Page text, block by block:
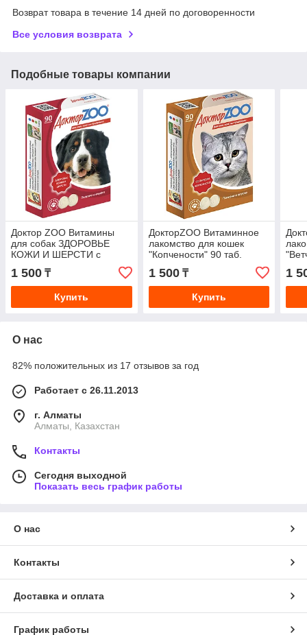
Возврат товара в течение 14 дней по договоренности
Все условия возврата
Подобные товары компании
Доктор ZOO Витамины
для собак ЗДОРОВЬЕ
КОЖИ И ШЕРСТИ с
биотином 90таб
1 500 ₸
Купить
ДокторZOO Витаминное
лакомство для кошек
"Копчености" 90 таб.
1 500₸
Купить
1
О нас
82% положительных из 17 отзывов за год
Работает с 26.11.2013
г. Алматы
Алматы, Казахстан
Контакты
Сегодня выходной
Показать весь график работы
О нас
Контакты
Доставка и оплата
График работы